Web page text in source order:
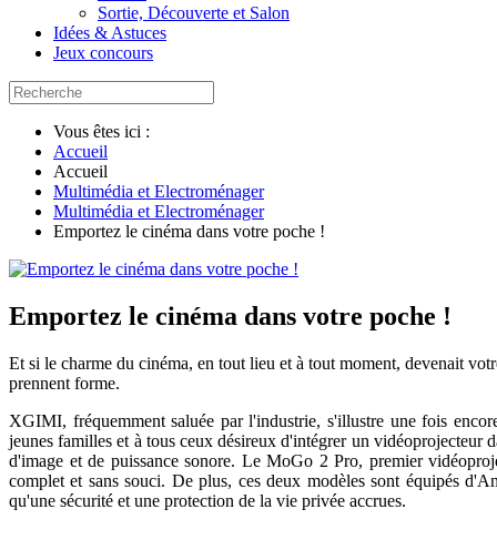
Sortie, Découverte et Salon
Idées & Astuces
Jeux concours
Vous êtes ici :
Accueil
Accueil
Multimédia et Electroménager
Multimédia et Electroménager
Emportez le cinéma dans votre poche !
Emportez le cinéma dans votre poche !
Et si le charme du cinéma, en tout lieu et à tout moment, devenait
prennent forme.
XGIMI, fréquemment saluée par l'industrie, s'illustre une fois
jeunes familles et à tous ceux désireux d'intégrer un vidéoprojecteur
d'image et de puissance sonore. Le MoGo 2 Pro, premier
complet et sans souci. De plus, ces deux modèles sont équipés
qu'une sécurité et une protection de la vie privée accrues.